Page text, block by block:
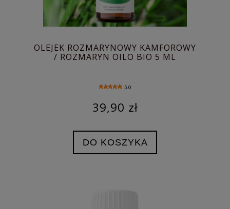
OLEJEK ROZMARYNOWY KAMFOROWY
/ ROZMARYN OILO BIO 5 ML
5.0
39,90 zł
DO KOSZYKA